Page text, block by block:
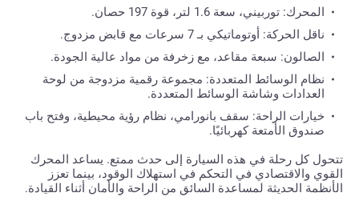
المحرك: توربيني، سعة 1.6 لتر، قوة 197 حصان.
ناقل الحركة: أوتوماتيكي بـ 7 سرعات مع قابض مزدوج.
الصالون: سبعة مقاعد، مع زخرفة من مواد عالية الجودة.
نظام الوسائط المتعددة: مجموعة رقمية مزدوجة من لوحة
العدادات وشاشة الوسائط المتعددة.
خيارات الراحة: سقف بانورامي، نظام رؤية محيطية، وفتح باب
صندوق الأمتعة كهربائيًا.
تتحول كل رحلة في هذه السيارة إلى حدث ممتع. يساعد المحرك
القوي والاقتصادي في التحكم في استهلاك الوقود، بينما تعزز
الأنظمة الحديثة لمساعدة السائق من الراحة والأمان أثناء القيادة.